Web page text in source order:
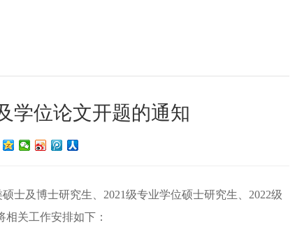
学位论文开题的通知
士及博士研究生、 2021级专业学位硕士研究生、 2022级
关工作安排如下：